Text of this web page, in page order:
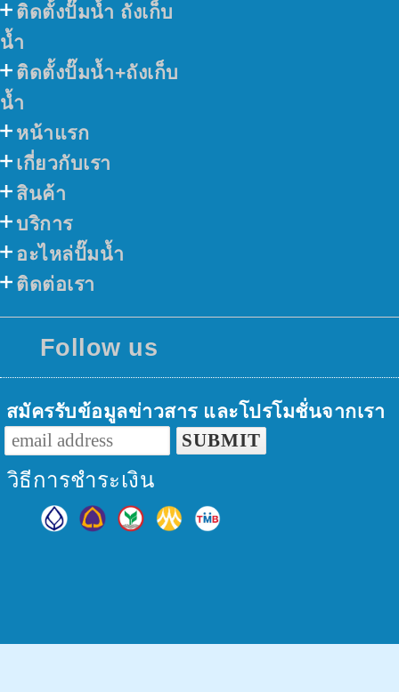
ติดตั้งปั๊มน้ำ ถังเก็บ
น้ำ
ติดตั้งปั๊มน้ำ+ถังเก็บ
น้ำ
หน้าแรก
เกี่ยวกับเรา
สินค้า
บริการ
อะไหล่ปั๊มน้ำ
ติดต่อเรา
Follow us
สมัครรับข้อมูลข่าวสาร และโปรโมชั่นจากเรา
วิธีการชำระเงิน